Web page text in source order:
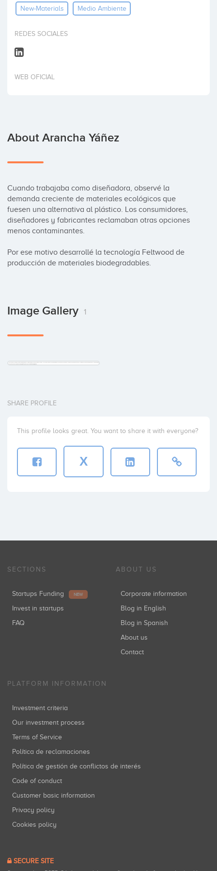
InvestNew-Materials Medio Ambiente
REDES SOCIALES
WEB OFICIAL
About Arancha Yáñez
Cuando trabajaba como diseñadora, observé la
demanda creciente de materiales ecológicos que
fuesen una alternativa al plástico. Los consumidores,
diseñadores y fabricantes reclamaban otras opciones
menos contaminantes.
Por ese motivo desarrollé la tecnología Feltwood de
producción de materiales biodegradables.
Image Gallery 1
SHARE PROFILE
This profile looks great. You want to share it with everyone?
X
SECTIONS
Startups Funding NEW
Invest in startups
FAQ
ABOUT US
Corporate information
Blog in English
Blog in Spanish
About us
Contact
PLATFORM INFORMATION
Investment criteria
Our investment process
Terms of Service
Política de reclamaciones
Política de gestión de conflictos de interés
Code of conduct
Customer basic information
Privacy policy
Cookies policy
SECURE SITE